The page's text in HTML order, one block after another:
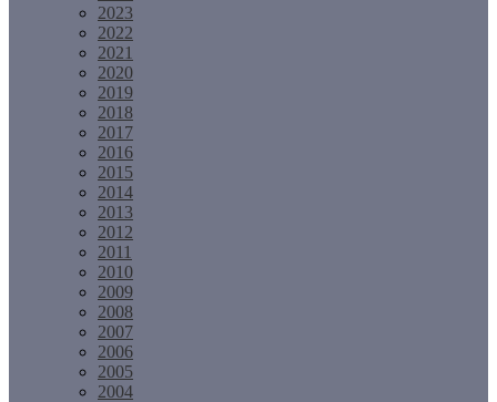
2023
2022
2021
2020
2019
2018
2017
2016
2015
2014
2013
2012
2011
2010
2009
2008
2007
2006
2005
2004